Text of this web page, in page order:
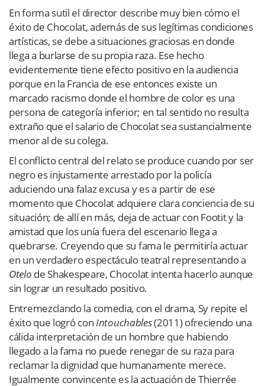
En forma sutil el director describe muy bien cómo el
éxito de Chocolat, además de sus legítimas condiciones
artísticas, se debe a situaciones graciosas en donde
llega a burlarse de su propia raza. Ese hecho
evidentemente tiene efecto positivo en la audiencia
porque en la Francia de ese entonces existe un
marcado racismo donde el hombre de color es una
persona de categoría inferior; en tal sentido no resulta
extraño que el salario de Chocolat sea sustancialmente
menor al de su colega.
El conflicto central del relato se produce cuando por ser
negro es injustamente arrestado por la policía
aduciendo una falaz excusa y es a partir de ese
momento que Chocolat adquiere clara conciencia de su
situación; de allí en más, deja de actuar con Footit y la
amistad que los unía fuera del escenario llega a
quebrarse. Creyendo que su fama le permitiría actuar
en un verdadero espectáculo teatral representando a
Otelo de Shakespeare, Chocolat intenta hacerlo aunque
sin lograr un resultado positivo.
Entremezclando la comedia, con el drama, Sy repite el
éxito que logró conIntouchables(2011) ofreciendo una
cálida interpretación de un hombre que habiendo
llegado a la fama no puede renegar de su raza para
reclamar la dignidad que humanamente merece.
Igualmente convincente es la actuación de Thierrée